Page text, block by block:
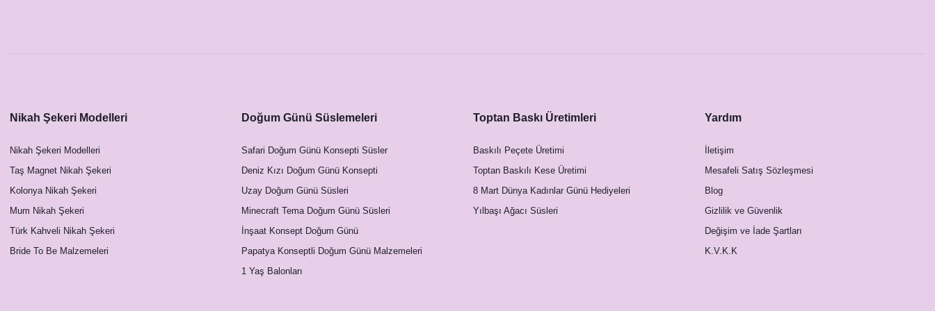
Nikah Şekeri Modelleri
Nikah Şekeri Modelleri
Taş Magnet Nikah Şekeri
Kolonya Nikah Şekeri
Mum Nikah Şekeri
Türk Kahveli Nikah Şekeri
Bride To Be Malzemeleri
Doğum Günü Süslemeleri
Safari Doğum Günü Konsepti Süsler
Deniz Kızı Doğum Günü Konsepti
Uzay Doğum Günü Süsleri
Minecraft Tema Doğum Günü Süsleri
İnşaat Konsept Doğum Günü
Papatya Konseptli Doğum Günü Malzemeleri
1 Yaş Balonları
Toptan Baskı Üretimleri
Baskılı Peçete Üretimi
Toptan Baskılı Kese Üretimi
8 Mart Dünya Kadınlar Günü Hediyeleri
Yılbaşı Ağacı Süsleri
Yardım
İletişim
Mesafeli Satış Sözleşmesi
Blog
Gizlilik ve Güvenlik
Değişim ve İade Şartları
K.V.K.K